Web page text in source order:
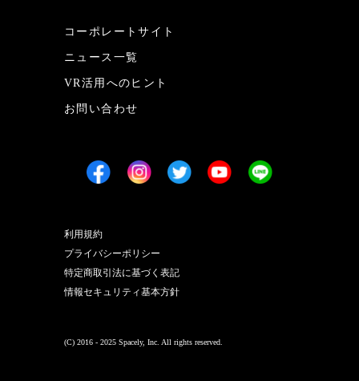
コーポレートサイト
ニュース一覧
VR活用へのヒント
お問い合わせ
(C) 2016 - 2025 Spacely, Inc. All rights reserved.
利用規約
プライバシーポリシー
特定商取引法に基づく表記
情報セキュリティ基本方針